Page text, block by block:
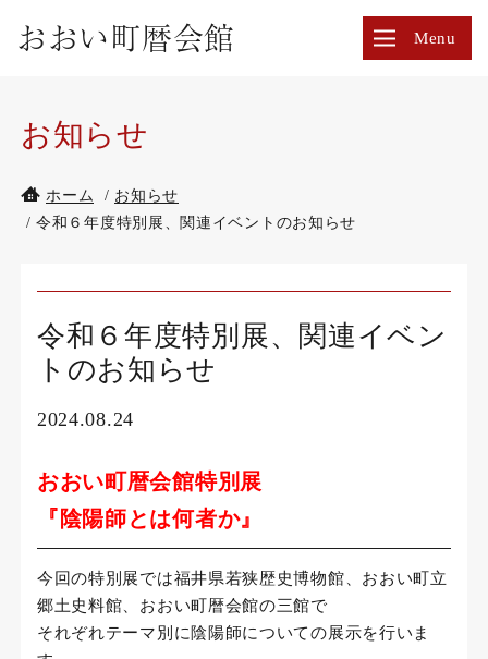
展、
おおい町暦会館 Menu
お知らせ
ホーム / お知らせ
/ 令和６年度特別展、関連イベントのお知らせ
令和６年度特別展、関連イベン
トのお知らせ
2024.08.24
おおい町暦会館特別展
『陰陽師とは何者か』
今回の特別展では福井県若狭歴史博物館、おおい町立
郷土史料館、おおい町暦会館の三館で
それぞれテーマ別に陰陽師についての展示を行いま